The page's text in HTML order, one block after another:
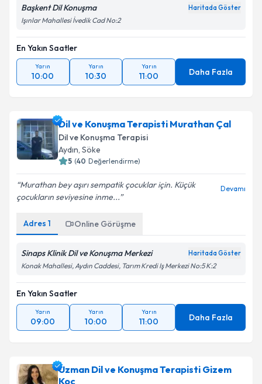
Başkent Dil Konuşma Haritada Göster
Işınlar Mahallesi İvedik Cad No:2
En Yakın Saatler
Yarın
10:00
Yarın
10:30
Yarın
11:00 Daha Fazla
Dil ve Konuşma Terapisti Murathan Çal
Dil ve Konuşma Terapisi
Aydın, Söke
5 (40 Değerlendirme)
Murathan bey aşırı sempatik çocuklar için. Küçük
çocukların seviyesine inme...
Devamı
Adres 1 Online Görüşme
Sinaps Klinik Dil ve Konuşma Merkezi Haritada Göster
Konak Mahallesi, Aydın Caddesi, Tarım Kredi Iş Merkezi No:5 K:2
En Yakın Saatler
Yarın
09:00
Yarın
10:00
Yarın
11:00 Daha Fazla
Uzman Dil ve Konuşma Terapisti Gizem
Koç